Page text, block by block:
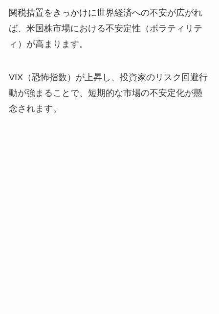
関税措置をきっかけに世界経済への不安が広がれ
ば、米国株市場における不安定性（ボラティリテ
ィ）が高まります。
VIX（恐怖指数）が上昇し、投資家のリスク回避行
動が強まることで、短期的な市場の不安定化が懸
念されます。